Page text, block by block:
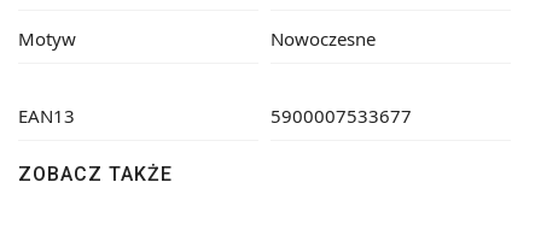
Motyw Nowoczesne
EAN13 5900007533677
ZOBACZ TAKŻE